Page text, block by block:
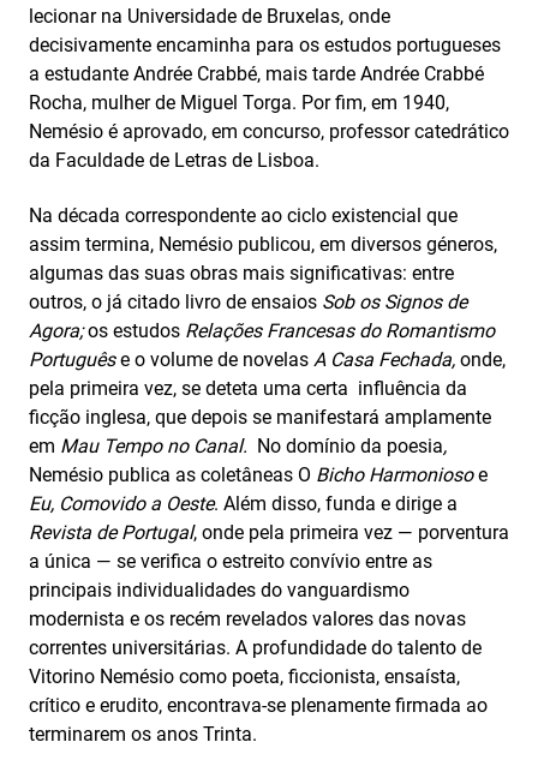
lecionar na Universidade de Bruxelas, onde
decisivamente encaminha para os estudos portugueses
a estudante Andrée Crabbé, mais tarde Andrée Crabbé
Rocha, mulher de Miguel Torga. Por fim, em 1940,
Nemésio é aprovado, em concurso, professor catedrático
da Faculdade de Letras de Lisboa.
Na década correspondente ao ciclo existencial que
assim termina, Nemésio publicou, em diversos géneros,
algumas das suas obras mais significativas: entre
outros, o já citado livro de ensaios Sob os Signos de
Agora;os estudos Relações Francesas do Romantismo
Portuguêse o volume de novelas A Casa Fechada, onde,
pela primeira vez, se deteta uma certa influência da
ficção inglesa, que depois se manifestará amplamente
em Mau Tempo no Canal. No domínio da poesia,
Nemésio publica as coletâneas O Bicho Harmoniosoe
Eu, Comovido a Oeste. Além disso, funda e dirige a
Revista de Portugal, onde pela primeira vez — porventura
a única — se verifica o estreito convívio entre as
principais individualidades do vanguardismo
modernista e os recém revelados valores das novas
correntes universitárias. A profundidade do talento de
Vitorino Nemésio como poeta, ficcionista, ensaísta,
crítico e erudito, encontrava-se plenamente firmada ao
terminarem os anos Trinta.